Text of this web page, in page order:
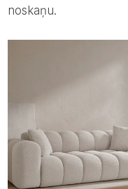
noskaņu.